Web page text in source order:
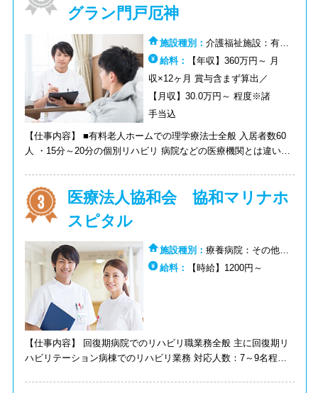
グラン門戸厄神
施設種別：介護福祉施設：有料
老人ホーム
給料：
【年収】360万円～ 月
収×12ヶ月 賞与含まず算出／
【月収】30.0万円～ 程度※諸
手当込
【仕事内容】 ■有料老人ホームでの理学療法士全般 入居者数60
人 ・15分～20分の個別リハビリ 病院などの医療機関とは違い、
療の専門知識を、今度は生活の場で生かす時です！あなたの臨床
経験を活かしてホームにあった業務設計、ご入居者様に合わせた
支援を行っていきましょう！
医療法人協和会 協和マリナホ
スピタル
施設種別：療養病院：その他
（病院）:リハビリテーション病
給料： 【時給】1200円～
【仕事内容】 回復期病院でのリハビリ職業務全般 主に回復期リ
ハビリテーション病棟でのリハビリ業務 対応人数：7～9名程度/